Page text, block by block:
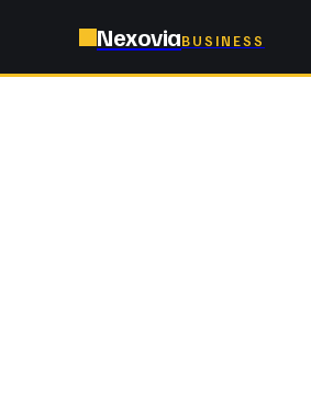
NexoviaBUSINESS